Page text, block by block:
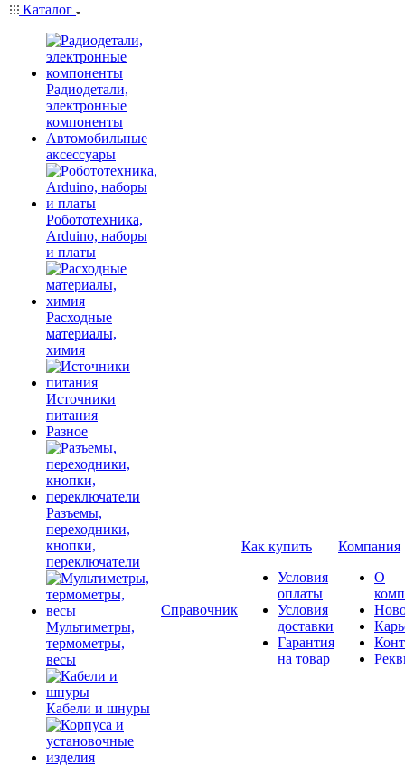
Каталог
Радиодетали,
электронные
компоненты
Автомобильные
аксессуары
Робототехника,
Arduino, наборы
и платы
Расходные
материалы,
химия
Источники
питания
Разное
Разъемы,
переходники,
кнопки,
переключатели
Мультиметры,
термометры,
весы
Кабели и шнуры
Справочник
Как купить
Условия
оплаты
Условия
доставки
Гарантия
на товар
Компания
О